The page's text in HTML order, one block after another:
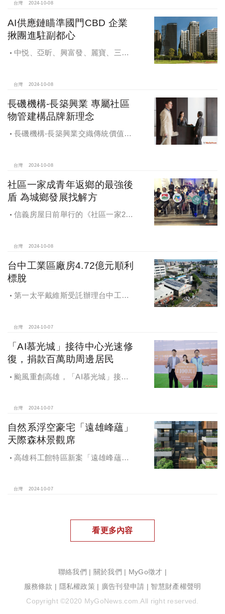
台灣 2024-10-08
AI供應鏈瞄準國門CBD 企業
揪團進駐副都心
中悦、亞昕、興富發、麗寶、三發
未來還陸續有超過7萬坪辦公樓面積新
台灣 2024-10-08
長磯機構-長築興業 專屬社區
物管建構品牌新理念
長磯機構-長築興業交織傳統價值與
家邸「長築白樓1」
台灣 2024-10-08
社區一家成青年返鄉的最強後
盾 為城鄉發展找解方
信義房屋日前舉行的《社區一家20
彰化鬆勢三日節策展人劉孟豪分享他
家鄉帶來改變和發展的故事。
台灣 2024-10-08
台中工業區廠房4.72億元順利
標脫
第一太平戴維斯受託辦理台中工業
價率5％。
台灣 2024-10-07
「AI慕光城」接待中心光速修
復，捐款百萬助周邊居民
颱風重創高雄，「AI慕光城」接待
民復原家園
台灣 2024-10-07
自然系浮空豪宅「遠雄峰蘊」
天際森林景觀席
高雄科工館特區新案「遠雄峰蘊」
台灣 2024-10-07
看更多內容
聯絡我們 | 關於我們 | MyGo徵才 |
服務條款 | 隱私權政策 | 廣告刊登申請 | 智慧財產權聲明
Copyright ©2020 MyGoNews.com.All right reserved.